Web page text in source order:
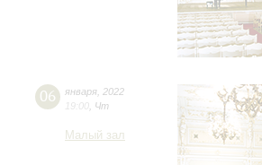
06 января 2022
19:00 Чт
Малый зал